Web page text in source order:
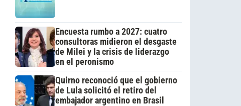
Encuesta rumbo a 2027: cuatro
consultoras midieron el desgaste
de Milei y la crisis de liderazgo
en el peronismo
Quirno reconoció que el gobierno
de Lula solicitó el retiro del
embajador argentino en Brasil